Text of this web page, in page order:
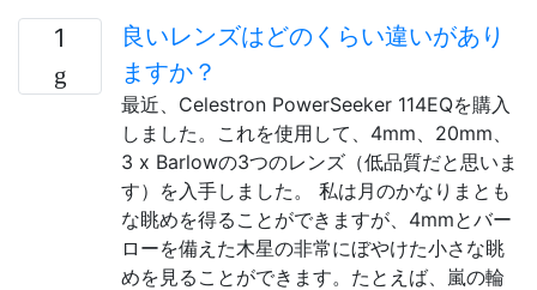
1
良いレンズはどのくらい違いがあり
ますか？
最近、Celestron PowerSeeker 114EQを購入
しました。これを使用して、4mm、20mm、
3 x Barlowの3つのレンズ（低品質だと思いま
す）を入手しました。 私は月のかなりまとも
な眺めを得ることができますが、4mmとバー
ローを備えた木星の非常にぼやけた小さな眺
めを見ることができます。たとえば、嵐の輪